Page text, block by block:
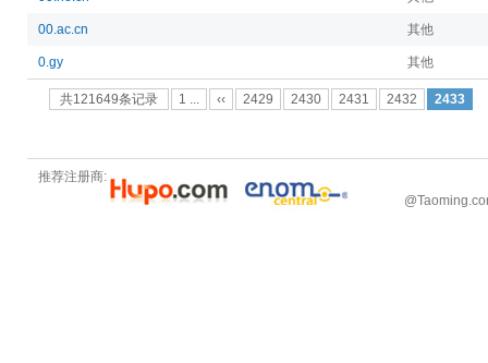
00.ac.cn 其他
0.gy 其他
共121649条记录 1 ... ‹‹ 2429 2430 2431 2432 2433
推荐注册商:
@